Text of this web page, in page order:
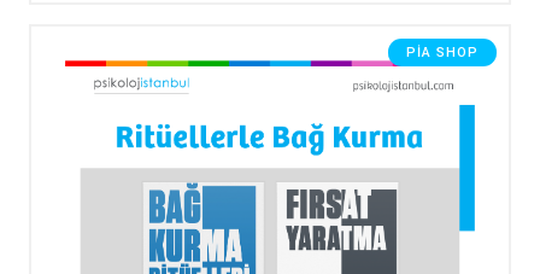
PIA SHOP